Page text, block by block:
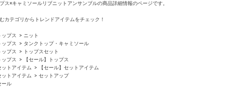
ス×キャミソールリブニットアンサンブルの商品詳細情報のページです。
カテゴリからトレンドアイテムをチェック！
ップス
ニット
ップス
タンクトップ・キャミソール
ップス
トップスセット
ップス
【セール】トップス
ットアイテム
【セール】セットアイテム
ットアイテム
セットアップ
ール